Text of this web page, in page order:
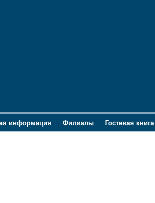
информация Филиалы Гостевая книга